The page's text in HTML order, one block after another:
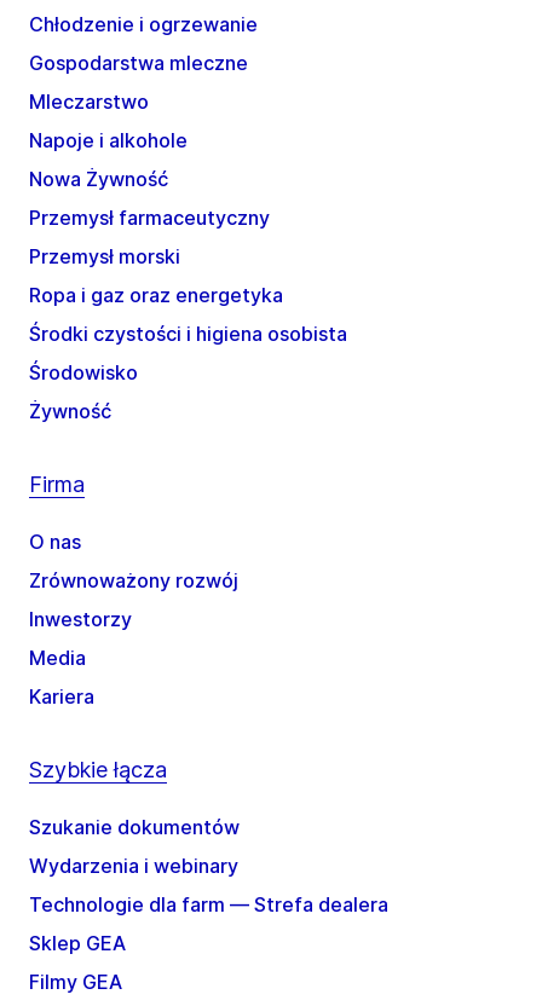
Chłodzenie i ogrzewanie
Gospodarstwa mleczne
Mleczarstwo
Napoje i alkohole
Nowa Żywność
Przemysł farmaceutyczny
Przemysł morski
Ropa i gaz oraz energetyka
Środki czystości i higiena osobista
Środowisko
Żywność
Firma
O nas
Zrównoważony rozwój
Inwestorzy
Media
Kariera
Szybkie łącza
Szukanie dokumentów
Wydarzenia i webinary
Technologie dla farm — Strefa dealera
Sklep GEA
Filmy GEA